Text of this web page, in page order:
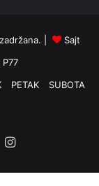
|
Sajt
PETAK
SUBOTA
Instagram